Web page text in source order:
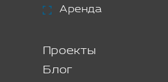
Аренда
Проекты
Блог